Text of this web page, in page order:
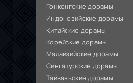
Гонконгские дорамы
Индонезийские дорамы
Китайские дорамы
Корейские дорамы
Малайзийские дорамы
Сингапурские дорамы
Тайваньские дорамы